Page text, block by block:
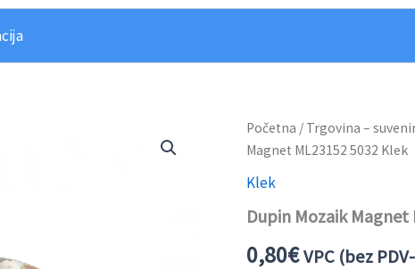
Početna / Trgovina –
Magnet ML23152 5032 Klek
Klek
Dupin Mozaik Magnet
0,80€VPC (bez
Dupin
Mozaik
Magnet
ML23152
količina